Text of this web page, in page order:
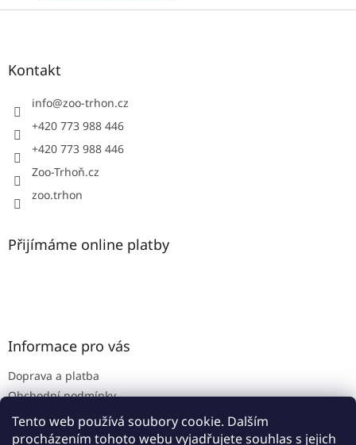
Tento web používá soubory cookie. Dalším
procházením tohoto webu vyjadřujete souhlas s jejich
Z
Kontakt
info@zoo-trhon.cz
+420 773 988 446
+420 773 988 446
Zoo-Trhoň.cz
zoo.trhon
Přijímáme online platby
Informace pro vás
Doprava a platba
Obchodní podmínky
Podmínky ochrany osobních údajů